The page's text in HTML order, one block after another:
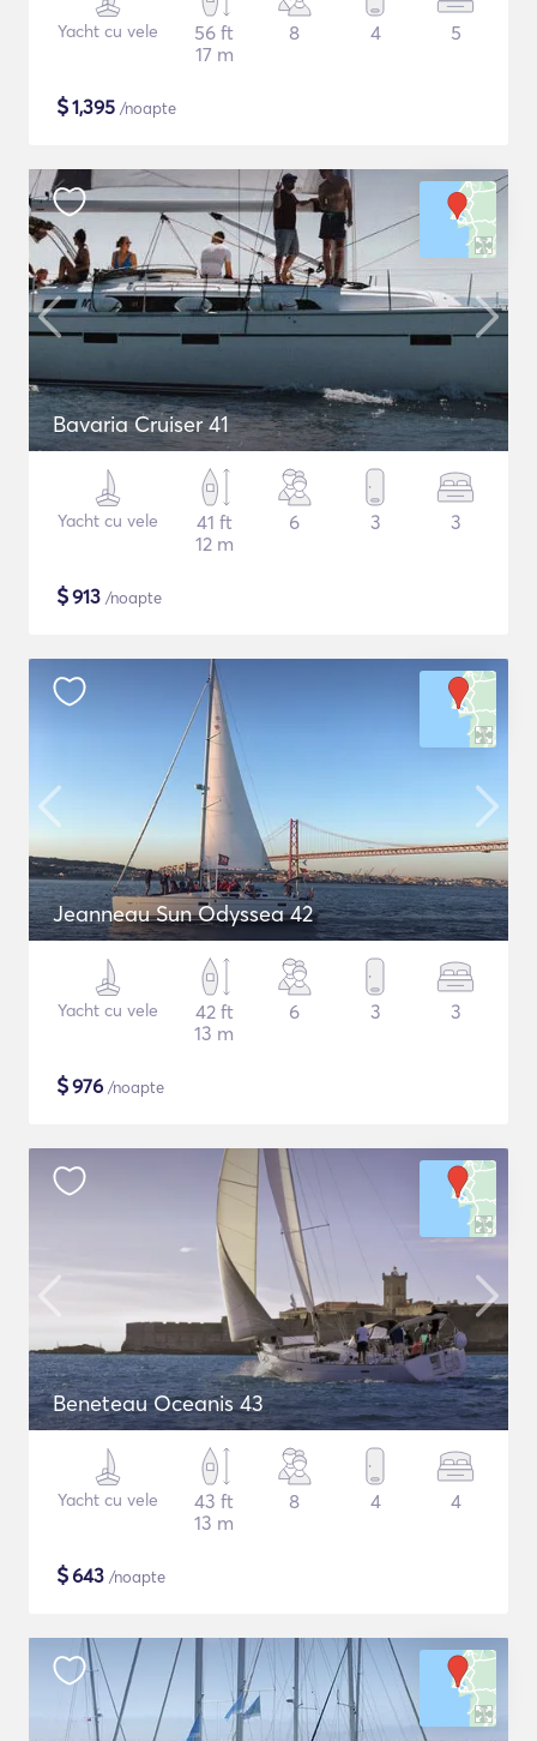
Yacht cu vele
56 ft
17 m
8 4 5
$1,395 /noapte
Bavaria Cruiser 41
Yacht cu vele
41 ft
12 m
6 3 3
$913 /noapte
Jeanneau Sun Odyssea 42
Yacht cu vele
42 ft
13 m
6 3 3
$976 /noapte
Beneteau Oceanis 43
Yacht cu vele
43 ft
13 m
8 4 4
$643 /noapte